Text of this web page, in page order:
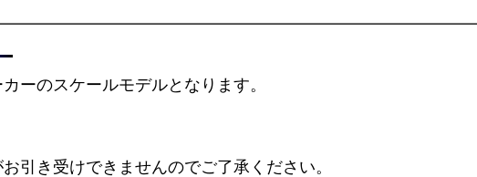
ーのスケールモデルとなります。
引き受けできませんのでご了承ください。